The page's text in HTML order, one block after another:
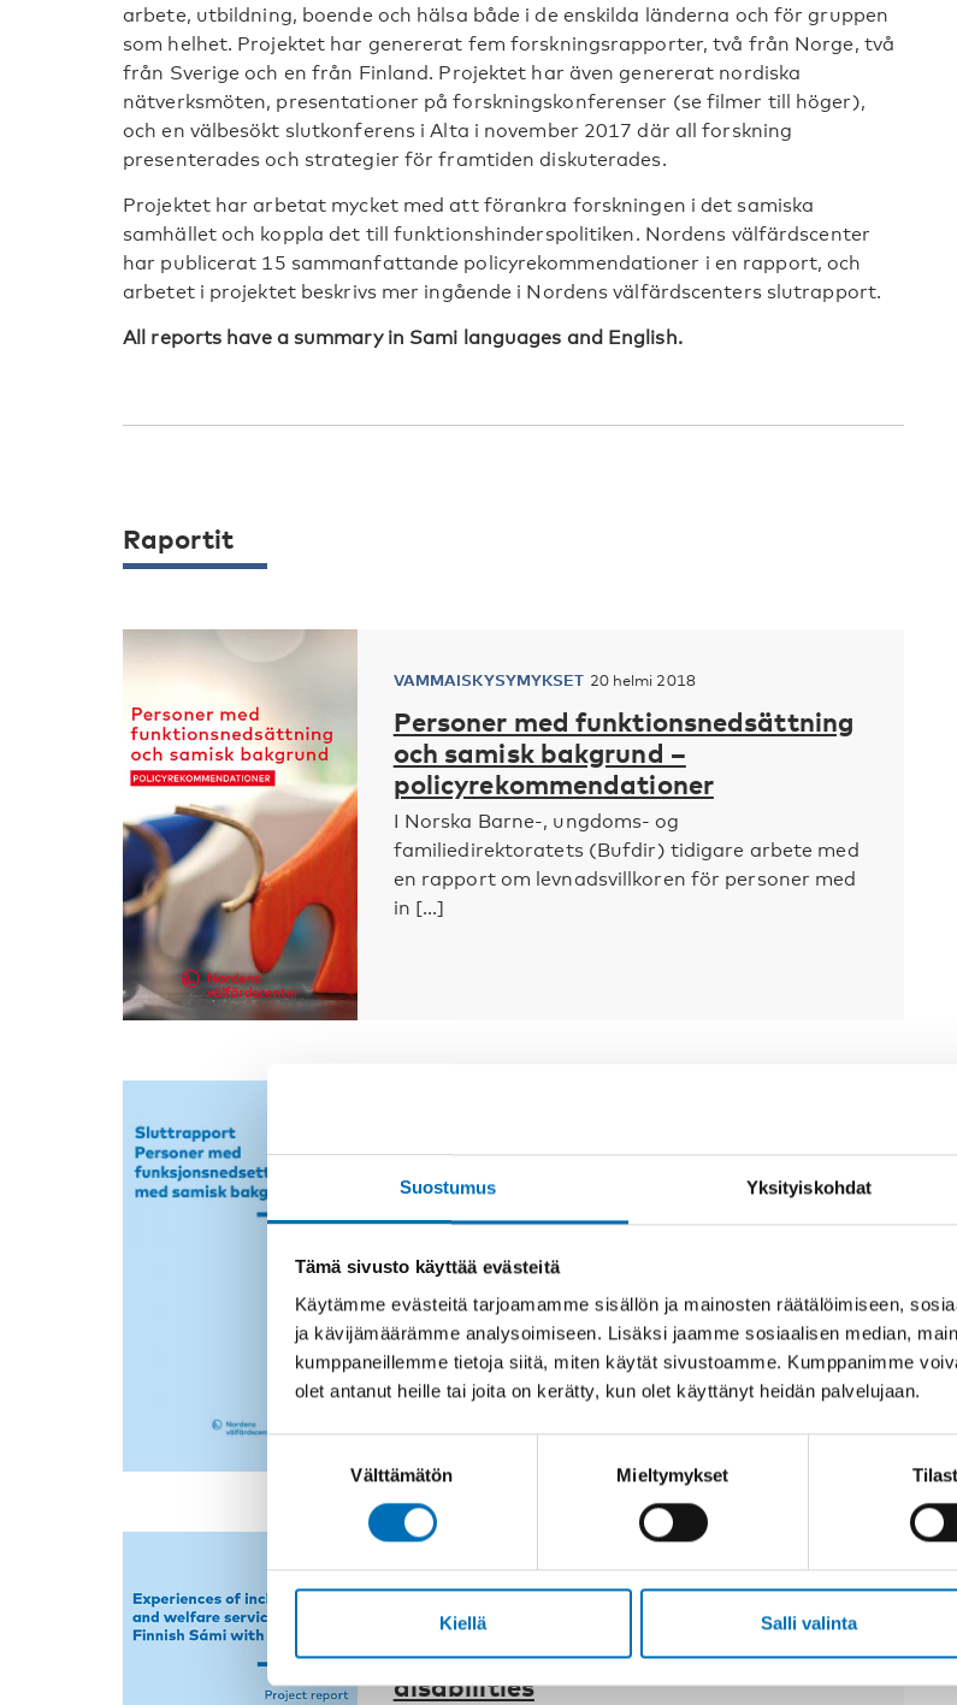
Suostumus Yksityiskohdat
Tämä sivusto käyttää evästeitä
Käytämme evästeitä tarjoamamme sisällön ja mainosten räätälöimiseen,
ja kävijämäärämme analysoimiseen. Lisäksi jaamme sosiaalisen median,
kumppaneillemme tietoja siitä, miten käytät sivustoamme. Kumppanimme
olet antanut heille tai joita on kerätty, kun olet käyttänyt heidän palvelujaan.
valinta
Välttämätön Mieltymykset
Kiellä Salli valinta
arbete, utbildning, boende och hälsa både i de enskilda länderna och för gruppen
som helhet. Projektet har genererat fem forskningsrapporter, två från Norge, två
från Sverige och en från Finland. Projektet har även genererat nordiska
nätverksmöten, presentationer på forskningskonferenser (se filmer till höger),
och en välbesökt slutkonferens i Alta i november 2017 där all forskning
presenterades och strategier för framtiden diskuterades.
Projektet har arbetat mycket med att förankra forskningen i det samiska
samhället och koppla det till funktionshinderspolitiken. Nordens välfärdscenter
har publicerat 15 sammanfattande policyrekommendationer i en rapport, och
arbetet i projektet beskrivs mer ingående i Nordens välfärdscenters slutrapport.
All reports have a summary in Sami languages and English.
Raportit
VAMMAISKYSYMYKSET 20 helmi 2018
Personer med funktionsnedsättning
och samisk bakgrund –
policyrekommendationer
I Norska Barne-, ungdoms- og
familiedirektoratets (Bufdir) tidigare arbete med
en rapport om levnadsvillkoren för personer med
in [...]
Sluttrapport Personer med
funksjonsnedsettelse med samisk
bakgrunn
Målet för projektet Personer med
funksjonsnedsettelse med samisk bakgrunn har
varit att få fram forskningsbaserad kunskap om
le [...]
Experiences of inclusion and welfare
services among Finnish Sámi with
disabilities